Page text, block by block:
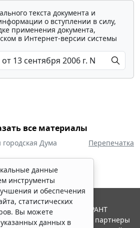
текста документа и
о вступлении в силу,
применения документа,
в Интернет-версии системы
все материалы
городская Дума Перепечатка
данные
инструменты
и обеспечения
статистических
Вы можете
данных в
2026. Система ГАРАНТ
Компания "Гарант" и ее партнеры